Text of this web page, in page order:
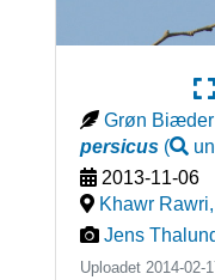
Grøn Biæder
persicus(
2013-11-06
Khawr Rawri,
Jens
Uploadet 2014-02-